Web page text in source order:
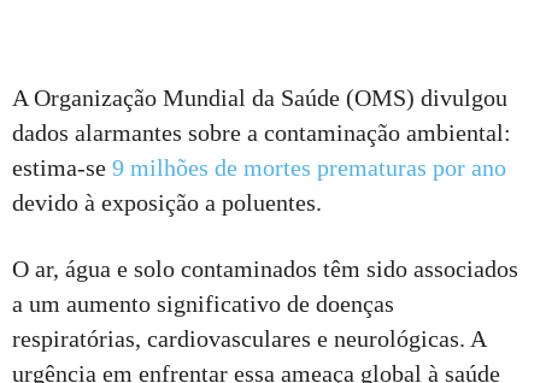
A Organização Mundial da Saúde (OMS) divulgou
dados alarmantes sobre a contaminação ambiental:
estima-se 9 milhões de mortes prematuras por ano
devido à exposição a poluentes.
O ar, água e solo contaminados têm sido associados
a um aumento significativo de doenças
respiratórias, cardiovasculares e neurológicas. A
urgência em enfrentar essa ameaça global à saúde